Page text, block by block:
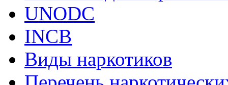
UNODC
INCB
Виды наркотиков